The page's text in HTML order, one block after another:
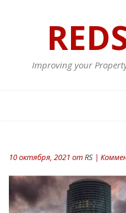
Improving your
10 октября, 2021 отRS |